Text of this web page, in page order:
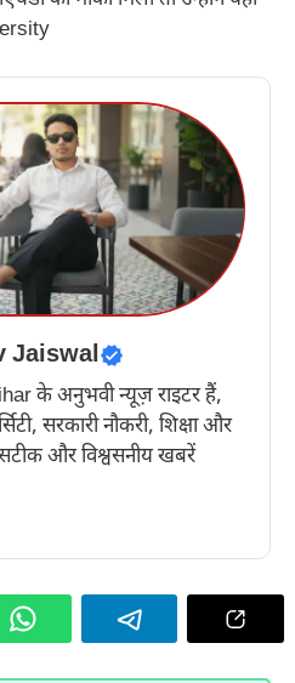
Jaiswal
के अनुभवी न्यूज़ राइटर हैं,
सरकारी नौकरी, शिक्षा और
और विश्वसनीय खबरें